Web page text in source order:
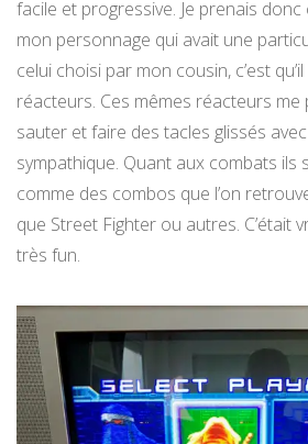
facile et progressive. Je prenais
mon personnage qui avait une
celui choisi par mon cousin, c’est
réacteurs. Ces mêmes réacteurs
sauter et faire des tacles glissés
sympathique. Quant aux combats ils
comme des combos que l’on
que Street Fighter ou autres. C’était
très fun.